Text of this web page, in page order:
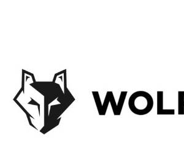
CO POTŘEBUJETE NAJÍT?
HLEDAT